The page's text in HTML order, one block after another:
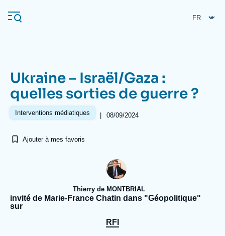
au
contenu
Navigation
principale
L'Ifri
Analyses
Se connecter
Recherches fréquentes
Proche-Orient
Ukraine – Israël/Gaza :
quelles sorties de guerre ?
Interventions médiatiques | 08/09/2024
Ajouter à mes favoris
Thierry de MONTBRIAL
invité de Marie-France Chatin dans "Géopolitique"
sur
RFI